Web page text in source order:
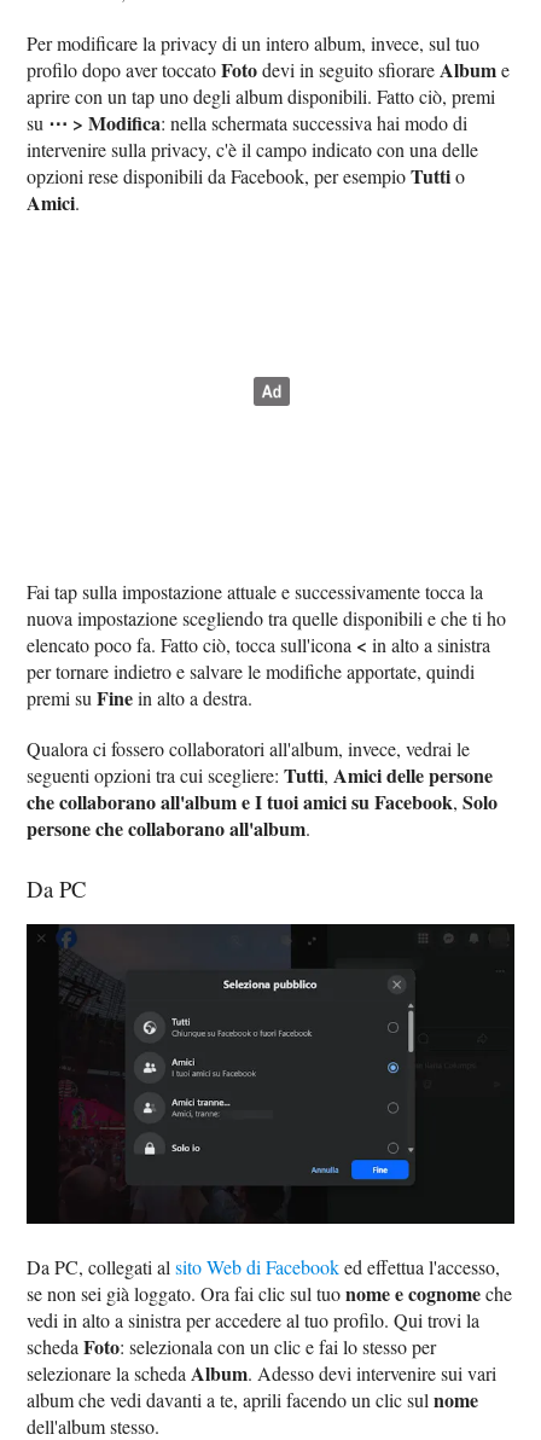
Per modificare la privacy di un intero album, invece, sul tuo
profilo dopo aver toccatoFotodevi in seguito sfiorareAlbume
aprire con un tap uno degli album disponibili. Fatto ciò, premi
su ⋯ > Modifica: nella schermata successiva hai modo di
intervenire sulla privacy, c'è il campo indicato con una delle
opzioni rese disponibili da Facebook, per esempioTuttio
Amici.
Fai tap sulla impostazione attuale e successivamente tocca la
nuova impostazione scegliendo tra quelle disponibili e che ti ho
elencato poco fa. Fatto ciò, tocca sull'icona < in alto a sinistra
per tornare indietro e salvare le modifiche apportate, quindi
premi suFinein alto a destra.
Qualora ci fossero collaboratori all'album, invece, vedrai le
seguenti opzioni tra cui scegliere:Tutti,Amici delle persone
che collaborano all'album e I tuoi amici su Facebook,Solo
persone che collaborano all'album.
Da PC
Da PC, collegati alsito Web di Facebooked effettua l'accesso,
se non sei già loggato. Ora fai clic sul tuonome e cognomeche
vedi in alto a sinistra per accedere al tuo profilo. Qui trovi la
schedaFoto: selezionala con un clic e fai lo stesso per
selezionare la scheda Album. Adesso devi intervenire sui vari
album che vedi davanti a te, aprili facendo un clic sulnome
dell'album stesso.